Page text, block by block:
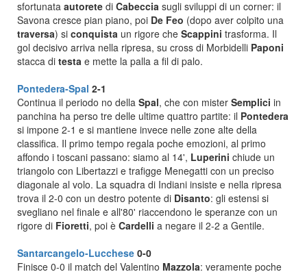
sfortunata autorete di Cabeccia sugli sviluppi di un corner: il
Savona cresce pian piano, poi De Feo (dopo aver colpito una
traversa) si conquista un rigore che Scappini trasforma. Il
gol decisivo arriva nella ripresa, su cross di Morbidelli Paponi
stacca di testa e mette la palla a fil di palo.
Pontedera-Spal 2-1
Continua il periodo no della Spal, che con mister Semplici in
panchina ha perso tre delle ultime quattro partite: il Pontedera
si impone 2-1 e si mantiene invece nelle zone alte della
classifica. Il primo tempo regala poche emozioni, al primo
affondo i toscani passano: siamo al 14', Luperini chiude un
triangolo con Libertazzi e trafigge Menegatti con un preciso
diagonale al volo. La squadra di Indiani insiste e nella ripresa
trova il 2-0 con un destro potente di Disanto: gli estensi si
svegliano nel finale e all'80' riaccendono le speranze con un
rigore di Fioretti, poi è Cardelli a negare il 2-2 a Gentile.
Santarcangelo-Lucchese 0-0
Finisce 0-0 il match del Valentino Mazzola: veramente poche